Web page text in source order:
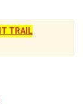
TRAIL